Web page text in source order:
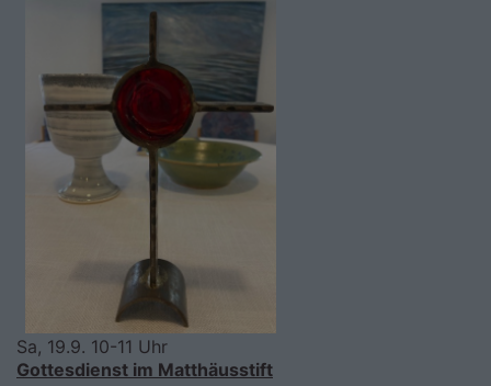
Sa, 19.9. 10-11 Uhr
Gottesdienst im Matthäusstift